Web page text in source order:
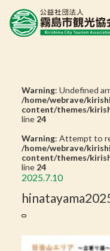
Warning: Undefined
/home/webrave/
content/themes/
line 24
Warning: Attempt to
/home/webrave/
content/themes/
line 24
2025.7.10